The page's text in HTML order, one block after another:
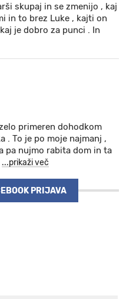
skupaj in se zmenijo , kaj
in to brez Luke , kajti on
je dobro za punci . In
primeren dohodkom
. To je po moje najmanj ,
pa nujmo rabita dom in ta
...prikaži več
PRIJAVA